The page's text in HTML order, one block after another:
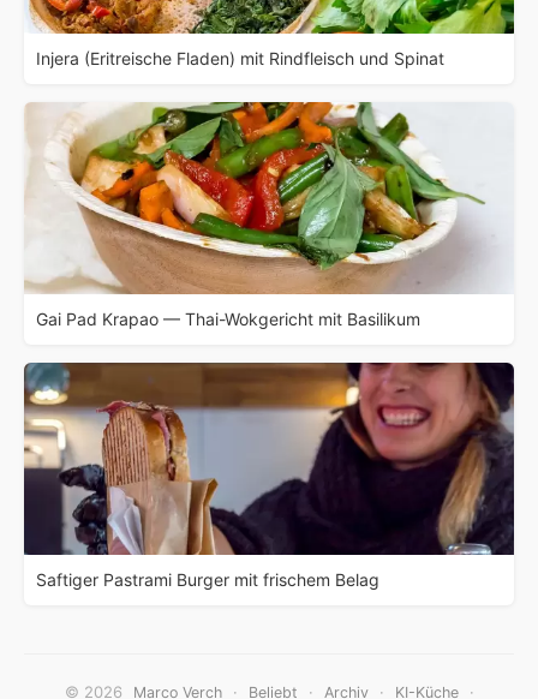
Injera (Eritreische Fladen) mit Rindfleisch und Spinat
Gai Pad Krapao — Thai-Wokgericht mit Basilikum
Saftiger Pastrami Burger mit frischem Belag
© 2026 Marco Verch · Beliebt · Archiv · KI-Küche ·